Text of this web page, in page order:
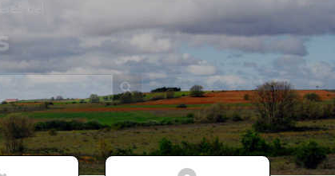
del
Botón de búsqueda